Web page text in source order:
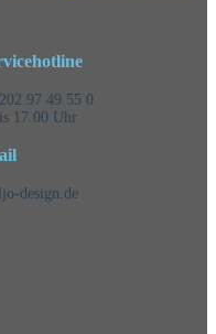
97 49 55 0
17.00 Uhr
design.de